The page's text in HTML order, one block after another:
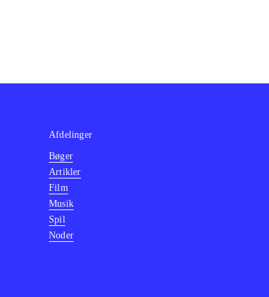
Afdelinger
Bøger
Artikler
Film
Musik
Spil
Noder